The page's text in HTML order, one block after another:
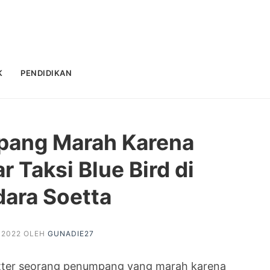
PENDIDIKAN
Marah Karena
Taksi Blue Bird di
Soetta
OLEH GUNADIE27
seorang penumpang yang marah karena